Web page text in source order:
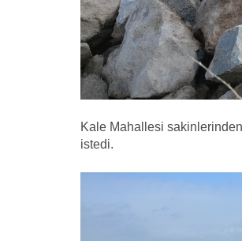
Kale Mahallesi
istedi.